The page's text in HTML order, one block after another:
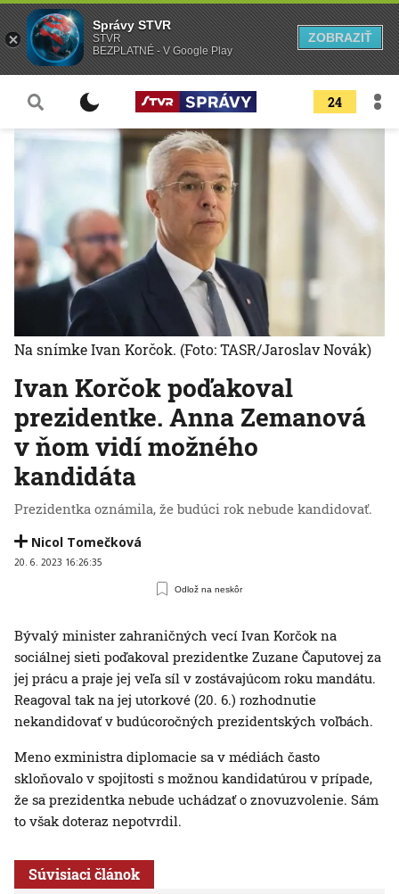
24
Ivan Korčok poďakoval
prezidentke. Anna Zemanová
v ňom vidí možného
kandidáta
Prezidentka oznámila, že budúci rok nebude kandidovať.
Nicol Tomečková
20. 6. 2023 16:26:35
Odlož na neskôr
Na snímke Ivan Korčok. (Foto: TASR/Jaroslav Novák)
Bývalý minister zahraničných vecí Ivan Korčok na
sociálnej sieti poďakoval prezidentke Zuzane Čaputovej za
jej prácu a praje jej veľa síl v zostávajúcom roku mandátu.
Reagoval tak na jej utorkové (20. 6.) rozhodnutie
nekandidovať v budúcoročných prezidentských voľbách.
Meno exministra diplomacie sa v médiách často
skloňovalo v spojitosti s možnou kandidatúrou v prípade,
že sa prezidentka nebude uchádzať o znovuzvolenie. Sám
to však doteraz nepotvrdil.
Súvisiaci článok
Správy STVR
STVR
BEZPLATNÉ - V Google Play
ZOBRAZIŤ